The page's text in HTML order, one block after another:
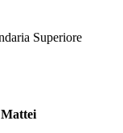
Superiore